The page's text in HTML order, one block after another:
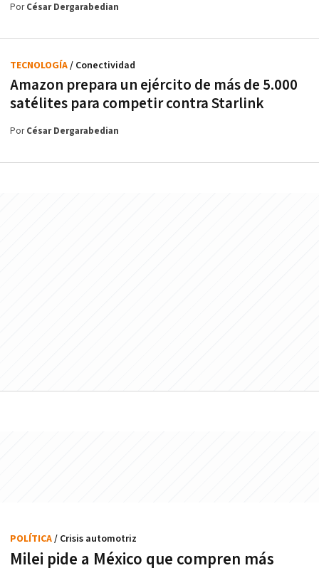
PorCésar Dergarabedian
Amazon prepara un ejército de más de 5.000
satélites para competir contra Starlink
TECNOLOGÍA/ Conectividad
PorCésar Dergarabedian
Milei pide a México que compren más
POLÍTICA/ Crisis automotriz